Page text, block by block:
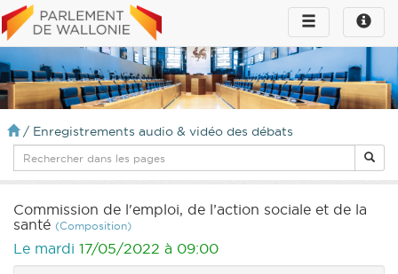
Toggle
infos
Toggle
navigation
/ Enregistrements audio & vidéo des débats
Commission de l'emploi, de l’action sociale et de la
santé (Composition)
Le mardi 17/05/2022 à 09:00